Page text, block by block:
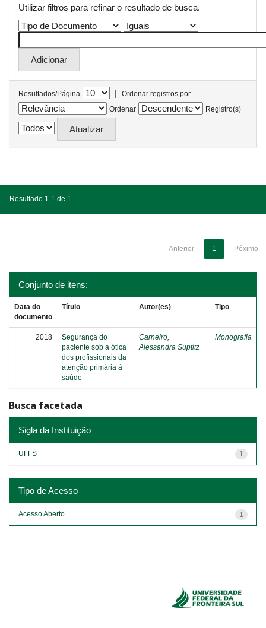
Utilizar filtros para refinar o resultado de busca.
Resultados/Página |
Ordenar registros por
Ordenar
Registro(s)
Resultado 1-1 de 1.
Anterior 1 Póximo
Conjunto de itens:
Data do
documento
Título Autor(es) Tipo
2018
Segurança do
paciente sob a ótica
dos profissionais da
atenção primária à
saúde
Carneiro,
Alessandra Suptitz
Monografia
Busca facetada
Sigla da Instituição
1
UFFS
Tipo de Acesso
1
Acesso Aberto